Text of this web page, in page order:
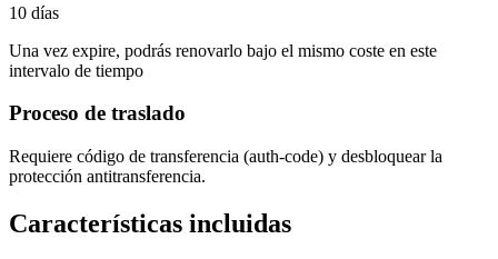
10 días
Una vez expire, podrás renovarlo bajo el mismo coste en este
intervalo de tiempo
Proceso de traslado
Requiere código de transferencia (auth-code) y desbloquear la
protección antitransferencia.
Características incluidas